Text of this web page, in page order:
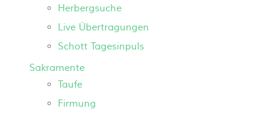
Herbergsuche
Live Übertragungen
Schott Tagesinpuls
Sakramente
Taufe
Firmung